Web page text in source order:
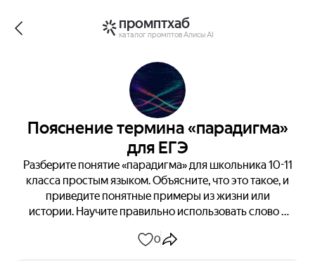
промптхаб
каталог промптов Алисы AI
Пояснение термина «парадигма»
для ЕГЭ
Разберите понятие «парадигма» для школьника 10-11
класса простым языком. Объясните, что это такое, и
приведите понятные примеры из жизни или
истории. Научите правильно использовать слово в
понятные синонимы. Получите четкое понимание и
0